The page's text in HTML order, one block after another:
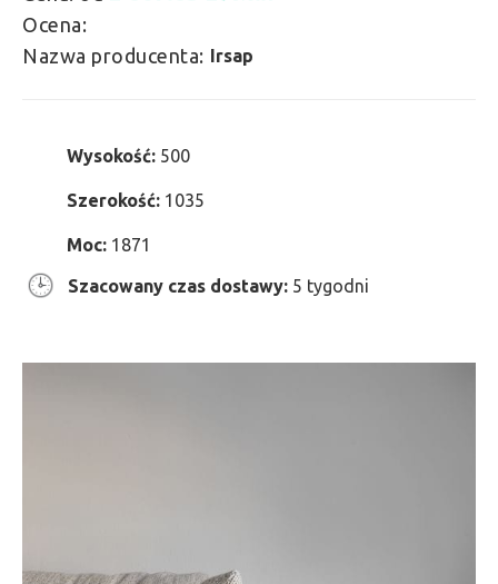
Ocena:
Nazwa producenta: Irsap
Wysokość: 500
Szerokość: 1035
Moc: 1871
Szacowany czas dostawy: 5 tygodni